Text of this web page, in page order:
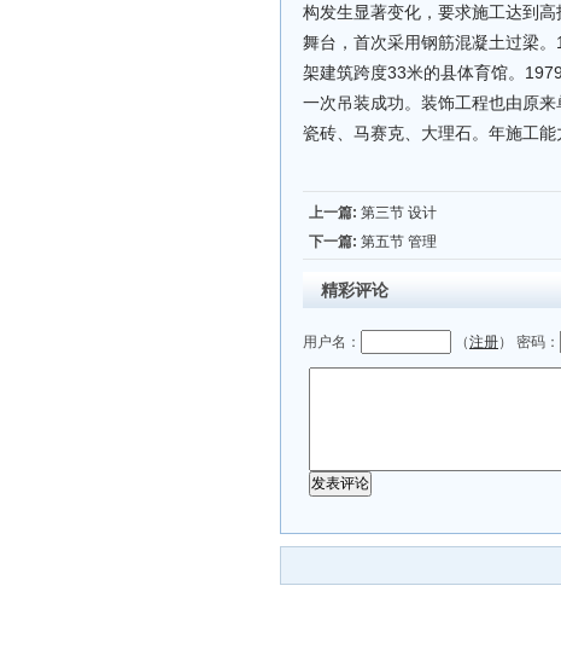
构发生显著变化，要求施工达到
舞台，首次采用钢筋混凝土过梁
架建筑跨度33米的县体育馆。
一次吊装成功。装饰工程也由原
瓷砖、马赛克、大理石。年施工
上一篇: 第三节 设计
下一篇: 第五节 管理
精彩评论
用户名： （注册） 密码：